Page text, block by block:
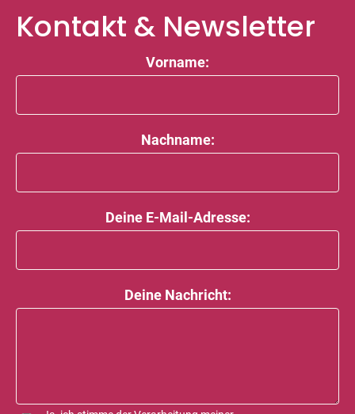
Kontakt & Newsletter
Vorname:
Nachname:
Deine E-Mail-Adresse:
Deine Nachricht: